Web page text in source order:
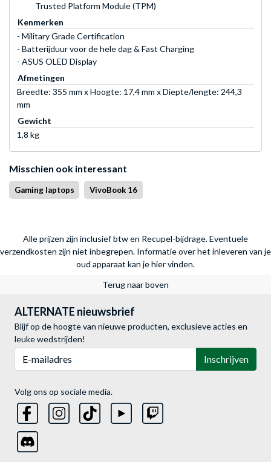
Trusted Platform Module (TPM)
Kenmerken
- Military Grade Certification
- Batterijduur voor de hele dag & Fast Charging
- ASUS OLED Display
Afmetingen
Breedte: 355 mm x Hoogte: 17,4 mm x Diepte/lengte: 244,3
mm
Gewicht
1,8 kg
Misschien ook interessant
Gaming laptops VivoBook 16
Alle prijzen zijn inclusief btw en Recupel-bijdrage. Eventuele
verzendkosten zijn niet inbegrepen. Informatie over het inleveren van je
oud apparaat kan je hier vinden.
Terug naar boven
ALTERNATE nieuwsbrief
Blijf op de hoogte van nieuwe producten, exclusieve acties en
leuke wedstrijden!
Inschrijven
Volg ons op sociale media.